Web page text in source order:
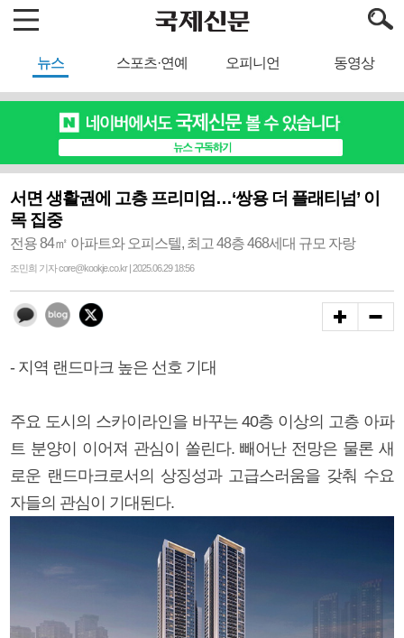
뉴스 스포츠·연예 오피니언 동영상
서면 생활권에 고층 프리미엄…‘쌍용 더 플래티넘’ 이
목 집중
전용 84㎡ 아파트와 오피스텔, 최고 48층 468세대 규모 자랑
조민희 기자 core@kookje.co.kr | 2025.06.29 18:56
- 지역 랜드마크 높은 선호 기대
주요 도시의 스카이라인을 바꾸는 40층 이상의 고층 아파
트 분양이 이어져 관심이 쏠린다. 빼어난 전망은 물론 새
로운 랜드마크로서의 상징성과 고급스러움을 갖춰 수요
자들의 관심이 기대된다.